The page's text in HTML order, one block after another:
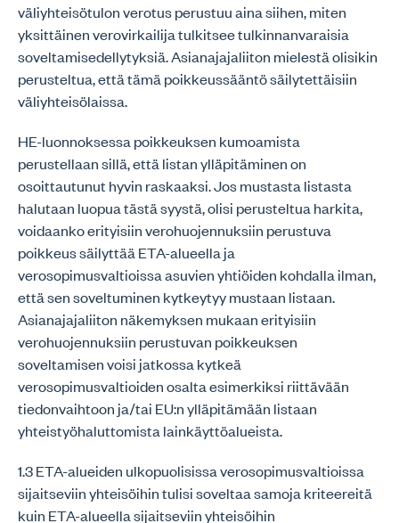
väliyhteisötulon verotus perustuu aina siihen, miten
yksittäinen verovirkailija tulkitsee tulkinnanvaraisia
soveltamisedellytyksiä. Asianajajaliiton mielestä olisikin
perusteltua, että tämä poikkeussääntö säilytettäisiin
väliyhteisölaissa.
HE-luonnoksessa poikkeuksen kumoamista
perustellaan sillä, että listan ylläpitäminen on
osoittautunut hyvin raskaaksi. Jos mustasta listasta
halutaan luopua tästä syystä, olisi perusteltua harkita,
voidaanko erityisiin verohuojennuksiin perustuva
poikkeus säilyttää ETA-alueella ja
verosopimusvaltioissa asuvien yhtiöiden kohdalla ilman,
että sen soveltuminen kytkeytyy mustaan listaan.
Asianajajaliiton näkemyksen mukaan erityisiin
verohuojennuksiin perustuvan poikkeuksen
soveltamisen voisi jatkossa kytkeä
verosopimusvaltioiden osalta esimerkiksi riittävään
tiedonvaihtoon ja/tai EU:n ylläpitämään listaan
yhteistyöhaluttomista lainkäyttöalueista.
1.3 ETA-alueiden ulkopuolisissa verosopimusvaltioissa
sijaitseviin yhteisöihin tulisi soveltaa samoja kriteereitä
kuin ETA-alueella sijaitseviin yhteisöihin